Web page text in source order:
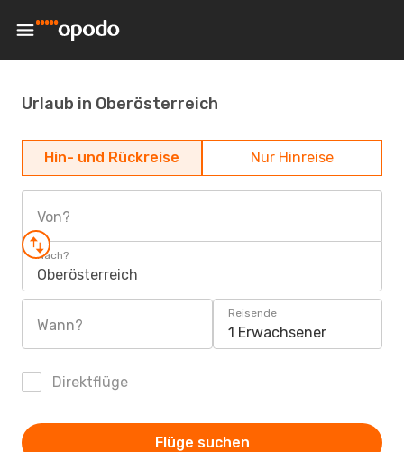
Urlaub in Oberösterreich
Hin- und Rückreise Nur Hinreise
Von?
Nach?
Oberösterreich
Wann?
Reisende
1 Erwachsener
Direktflüge
Flüge suchen